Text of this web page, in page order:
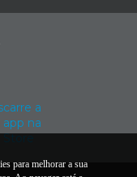
para melhorar a sua